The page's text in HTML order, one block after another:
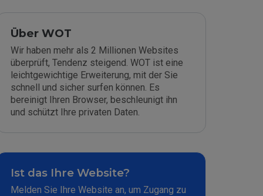
Über WOT
Wir haben mehr als 2 Millionen Websites
überprüft, Tendenz steigend. WOT ist eine
leichtgewichtige Erweiterung, mit der Sie
schnell und sicher surfen können. Es
bereinigt Ihren Browser, beschleunigt ihn
und schützt Ihre privaten Daten.
Ist das Ihre Website?
Melden Sie Ihre Website an, um Zugang zu